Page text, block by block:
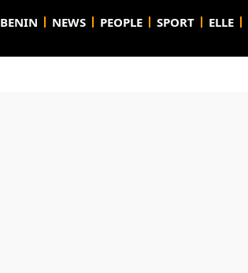
BENIN NEWS PEOPLE SPORT ELLE